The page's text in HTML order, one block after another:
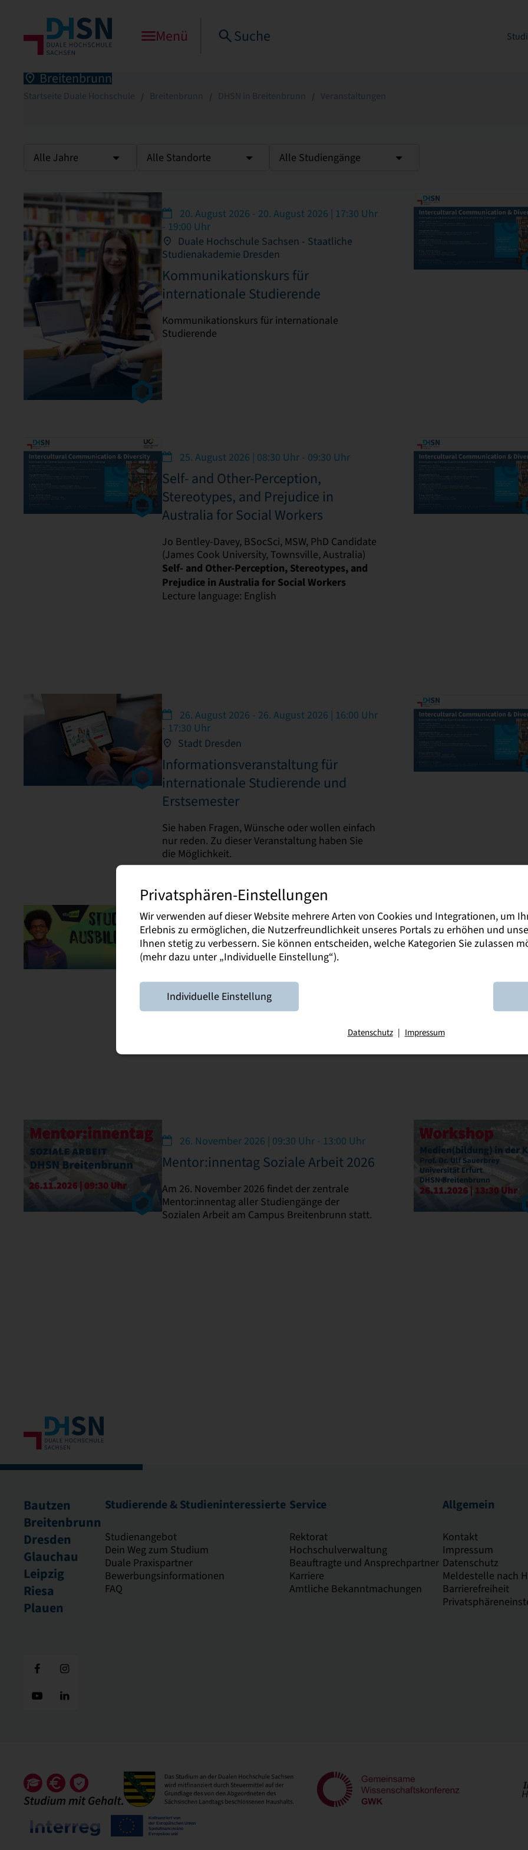
Menü Suche
Breitenbrunn
Startseite Duale Hochschule Breitenbrunn DHSN in Breitenbrunn Veranstaltungen
Alle Jahre Alle Standorte Alle Studiengänge
20. August 2026 - 20. August 2026 | 17:30 Uhr
- 19:00 Uhr
Duale Hochschule Sachsen - Staatliche
Studienakademie Dresden
Kommunikationskurs für
internationale Studierende
Kommunikationskurs für internationale
Studierende
25. August 2026 | 08:30 Uhr - 09:30 Uhr
Self- and Other-Perception,
Stereotypes, and Prejudice in
Australia for Social Workers
Jo Bentley-Davey, BSocSci, MSW, PhD Candidate
(James Cook University, Townsville, Australia)
Self- and Other-Perception, Stereotypes, and
Prejudice in Australia for Social Workers
Lecture language: English
26. August 2026 - 26. August 2026 | 16:00 Uhr
- 17:30 Uhr
Stadt Dresden
Informationsveranstaltung für
internationale Studierende und
Erstsemester
Sie haben Fragen, Wünsche oder wollen einfach
nur reden. Zu dieser Veranstaltung haben Sie
die Möglichkeit.
5. September 2026 | 10:00 Uhr - 16:00 Uhr
Messe Dresden
Stuzubi in Dresden
Hochschule Sachsen.
26. November 2026 | 09:30 Uhr - 13:00 Uhr
Mentor:innentag Soziale Arbeit 2026
Am 26. November 2026 findet der zentrale
Mentor:innentag aller Studiengänge der
Sozialen Arbeit am Campus Breitenbrunn statt.
Bautzen
Breitenbrunn
Dresden
Glauchau
Leipzig
Riesa
Plauen
Studierende & Studieninteressierte
Studienangebot
Dein Weg zum Studium
Duale Praxispartner
Bewerbungsinformationen
FAQ
Service
Rektorat
Hochschulverwaltung
Beauftragte und Ansprechpartner
Karriere
Amtliche Bekanntmachungen
Allgemein
Kontakt
Impressum
Datenschutz
Meldestelle nach
Barrierefreiheit
Privatsphären-Einstellungen
Wir verwenden auf dieser Website mehrere Arten von Cookies und Integrationen, um
Erlebnis zu ermöglichen, die Nutzerfreundlichkeit unseres Portals zu erhöhen und
Ihnen stetig zu verbessern. Sie können entscheiden, welche Kategorien Sie zulassen
(mehr dazu unter „Individuelle Einstellung“).
Individuelle Einstellung
Datenschutz | Impressum